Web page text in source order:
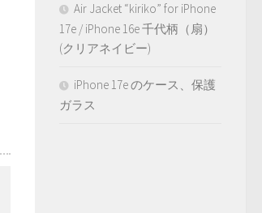
Air Jacket “kiriko” for iPhone
17e / iPhone 16e 千代柄（扇）
(クリアネイビー)
iPhone 17e のケース、保護
ガラス